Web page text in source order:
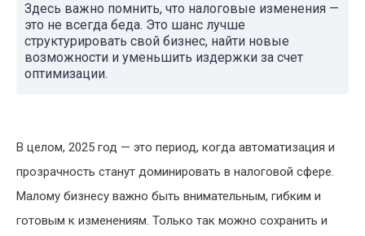
Здесь важно помнить, что налоговые изменения —
это не всегда беда. Это шанс лучше
структурировать свой бизнес, найти новые
возможности и уменьшить издержки за счет
оптимизации.
В целом, 2025 год — это период, когда автоматизация и
прозрачность станут доминировать в налоговой сфере.
Малому бизнесу важно быть внимательным, гибким и
готовым к изменениям. Только так можно сохранить и